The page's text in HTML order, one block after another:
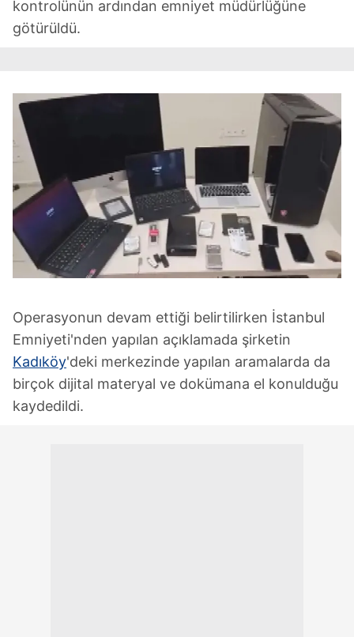
kontrolünün ardından emniyet müdürlüğüne
götürüldü.
Operasyonun devam ettiği belirtilirken İstanbul
Emniyeti'nden yapılan açıklamada şirketin
Kadıköy'deki merkezinde yapılan aramalarda da
birçok dijital materyal ve dokümana el konulduğu
kaydedildi.